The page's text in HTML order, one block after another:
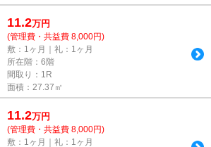
11.2万円
(管理費・共益費 8,000円)
敷：1ヶ月｜礼：1ヶ月
所在階：6階
間取り：1R
面積：27.37㎡
11.2万円
(管理費・共益費 8,000円)
敷：1ヶ月｜礼：1ヶ月